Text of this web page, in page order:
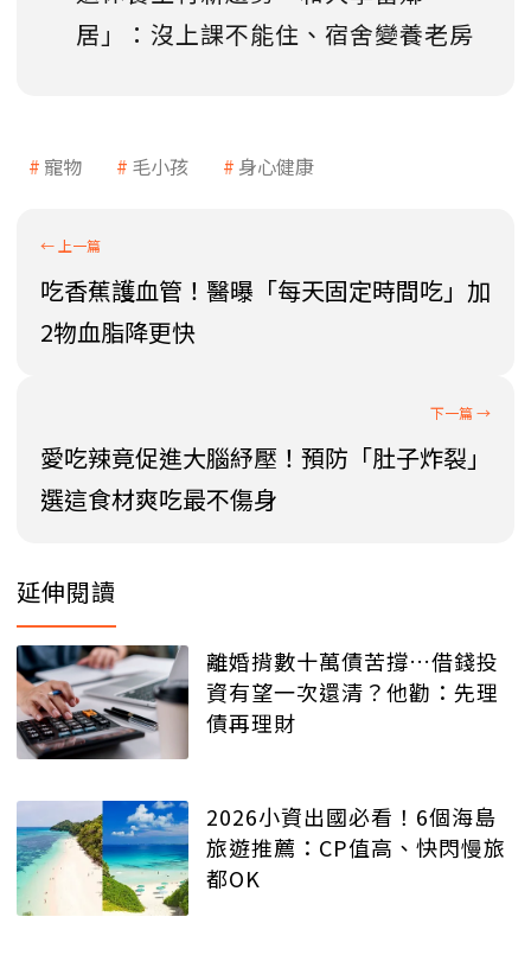
居」：沒上課不能住、宿舍變養老房
寵物 毛小孩 身心健康
吃香蕉護血管！醫曝「每天固定時間吃」加
2物血脂降更快
愛吃辣竟促進大腦紓壓！預防「肚子炸裂」
選這食材爽吃最不傷身
延伸閱讀
離婚揹數十萬債苦撐…借錢投
資有望一次還清？他勸：先理
債再理財
2026小資出國必看！6個海島
旅遊推薦：CP值高、快閃慢旅
都OK